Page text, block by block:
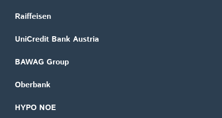
Raiffeisen
UniCredit Bank Austria
BAWAG Group
Oberbank
HYPO NOE